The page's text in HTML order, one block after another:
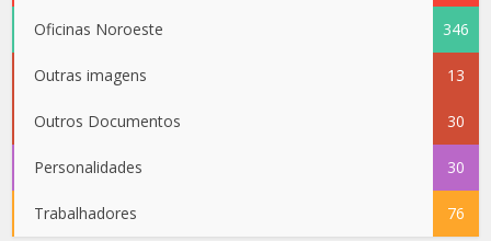
Oficinas Noroeste 346
Outras imagens 13
Outros Documentos 30
Personalidades 30
Trabalhadores 76